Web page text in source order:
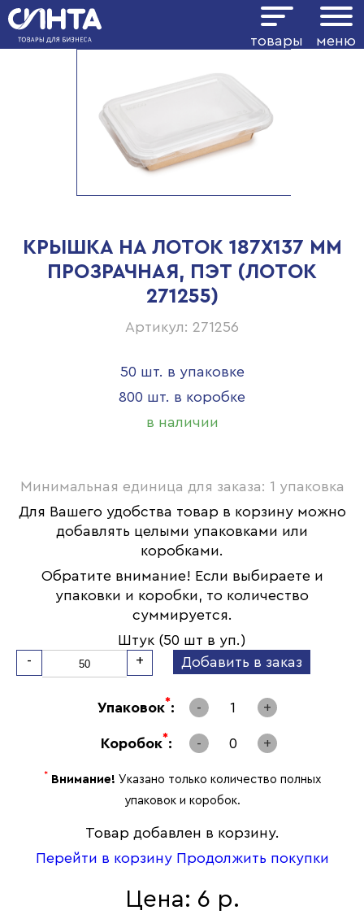
товары меню
КРЫШКА НА ЛОТОК 187Х137 ММ
ПРОЗРАЧНАЯ, ПЭТ (ЛОТОК
271255)
Артикул: 271256
50 шт. в упаковке
800 шт. в коробке
в наличии
Минимальная единица для заказа: 1 упаковка
Для Вашего удобства товар в корзину можно
добавлять целыми упаковками или
коробками.
Обратите внимание! Если выбираете и
упаковки и коробки, то количество
суммируется.
Штук (50 шт в уп.)
-
+ Добавить в заказ
Упаковок*: - 1 +
Коробок*: - 0 +
* Внимание! Указано только количество полных
упаковок и коробок.
Товар добавлен в корзину.
Перейти в корзину Продолжить покупки
Цена: 6 р.